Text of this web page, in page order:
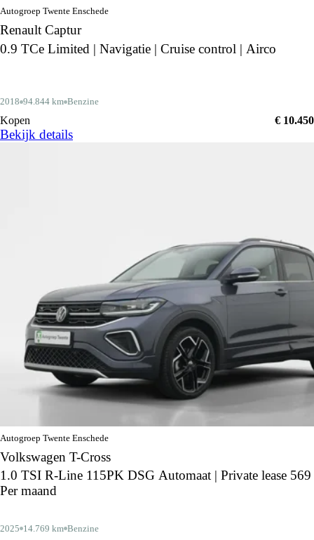
Autogroep Twente Enschede
Renault Captur
0.9 TCe Limited | Navigatie | Cruise control | Airco
2018 94.844 km Benzine
Kopen € 10.450
Bekijk details
Autogroep Twente Enschede
Volkswagen T-Cross
1.0 TSI R-Line 115PK DSG Automaat | Private lease 569
Per maand
2025 14.769 km Benzine